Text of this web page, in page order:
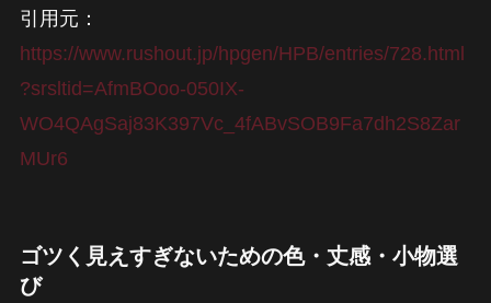
引用元：
https://www.rushout.jp/hpgen/HPB/entries/728.html
?srsltid=AfmBOoo-050IX-
WO4QAgSaj83K397Vc_4fABvSOB9Fa7dh2S8Zar
MUr6
ゴツく見えすぎないための色・丈感・小物選
び